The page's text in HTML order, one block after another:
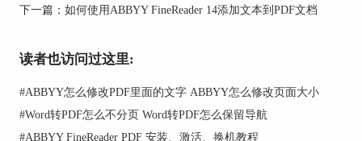
如果需要添加内置自动化任务中不可用的处理
序。
1、在工具栏上，点击‘新建’。
2、在左边面板里，选择要使用的OCR项目：
下一篇： 如何使用ABBYY FineReader 14添加文本到PDF文档
读者也访问过这里:
#ABBYY怎么修改PDF里面的文字 ABBYY怎么修改页面大小
#Word转PDF怎么不分页 Word转PDF怎么保留导航
#ABBYY FineReader PDF 安装、激活、换机教程